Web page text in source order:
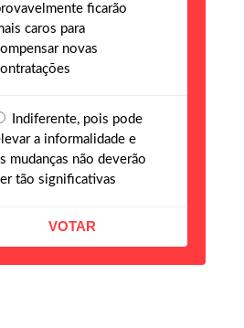
ficarão
caros para
novas
Indiferente, pois pode
a informalidade e
mudanças não deverão
tão significativas